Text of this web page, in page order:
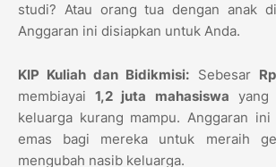
studi? Atau orang tua dengan anak
Anggaran ini disiapkan untuk Anda.
KIP Kuliah dan Bidikmisi: Sebesar
membiayai1,2 juta mahasiswa yang
keluarga kurang mampu. Anggaran ini
emas bagi mereka untuk meraih
mengubah nasib keluarga.